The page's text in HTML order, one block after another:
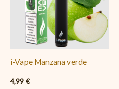
i-Vape Manzana verde
4,99€
cantidad